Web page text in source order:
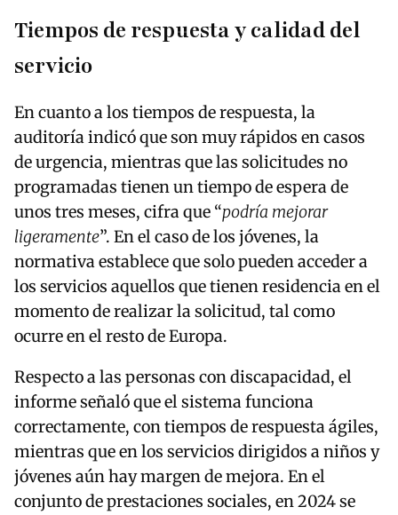
Tiempos de respuesta y calidad del
servicio
En cuanto a los tiempos de respuesta, la
auditoría indicó que son muy rápidos en casos
de urgencia, mientras que las solicitudes no
programadas tienen un tiempo de espera de
unos tres meses, cifra que “podría mejorar
ligeramente”. En el caso de los jóvenes, la
normativa establece que solo pueden acceder a
los servicios aquellos que tienen residencia en el
momento de realizar la solicitud, tal como
ocurre en el resto de Europa.
Respecto a las personas con discapacidad, el
informe señaló que el sistema funciona
correctamente, con tiempos de respuesta ágiles,
mientras que en los servicios dirigidos a niños y
jóvenes aún hay margen de mejora. En el
conjunto de prestaciones sociales, en 2024 se